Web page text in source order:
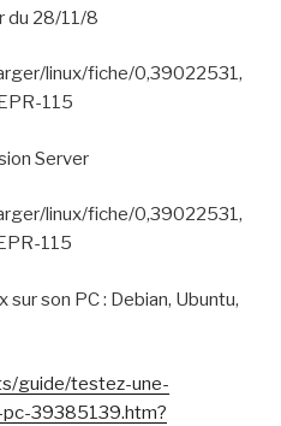
du 28/11/8
linux/fiche/0,39022531,
115
Server
linux/fiche/0,39022531,
115
sur son PC : Debian, Ubuntu,
guide/testez-une-
39385139.htm?